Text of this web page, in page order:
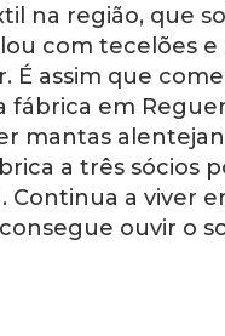
na região, que
com tecelões
É assim que
fábrica em
mantas
a três sócios
Continua a viver
ouvir o